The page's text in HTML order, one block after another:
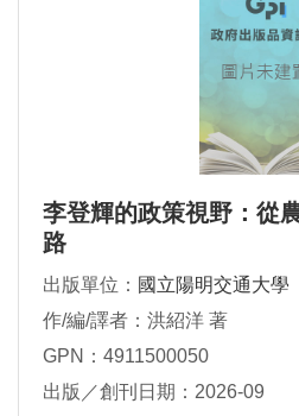
李登輝的政策視野：從
路
出版單位： 國立陽明交通大學
作/編/譯者：洪紹洋 著
GPN：4911500050
出版／創刊日期：2026-09